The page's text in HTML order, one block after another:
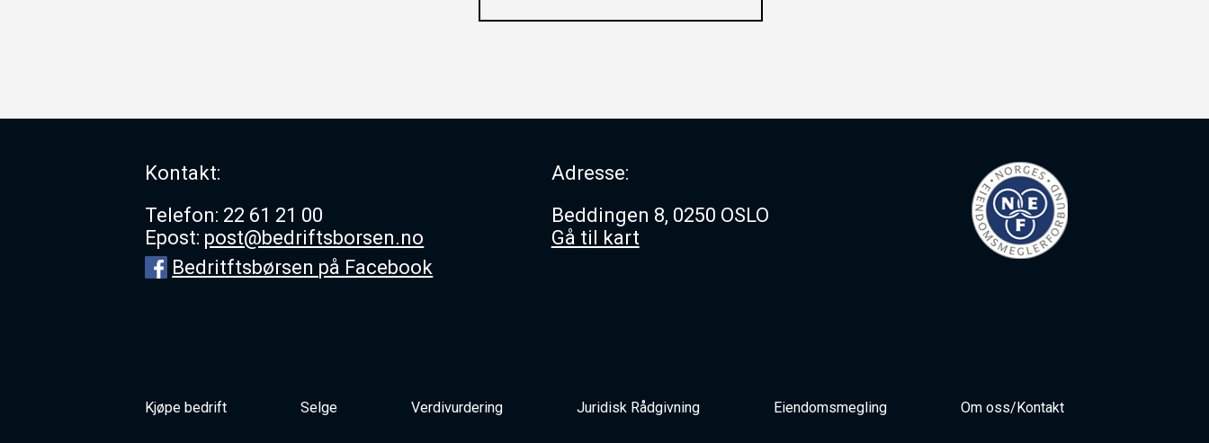
Kontakt:
Telefon: 22 61 21 00
Epost: post@bedriftsborsen.no
Bedritftsbørsen på Facebook
Adresse:
Beddingen 8, 0250 OSLO
Gå til kart
Kjøpe bedrift Selge Verdivurdering Juridisk Rådgivning Eiendomsmegling Om oss/Kontakt